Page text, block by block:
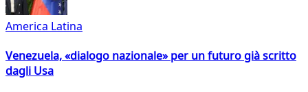
America Latina
Venezuela, «dialogo nazionale» per un futuro già scritto
dagli Usa